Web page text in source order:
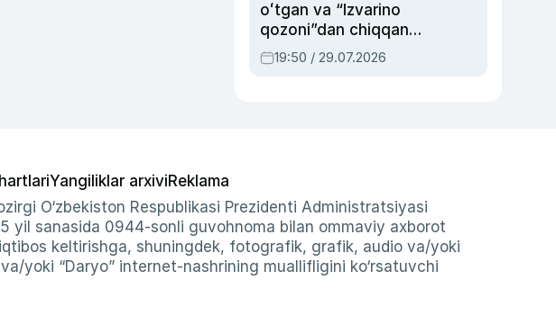
oʻtgan va “Izvarino
qozoni”dan chiqqan
qahramon — Ukraina
armiyasi bosh
19:50 / 29.07.2026
Yangiliklar arxiviReklama
O‘zbekiston Respublikasi Prezidenti Administratsiyasi
yil sanasida 0944-sonli guvohnoma bilan ommaviy axborot
keltirishga, shuningdek, fotografik, grafik, audio va/yoki
yoki “Daryo” internet-nashrining muallifligini ko‘rsatuvchi